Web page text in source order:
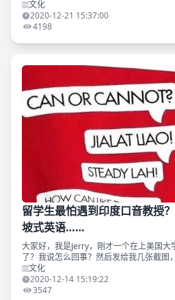
口，我是一句也没听懂。曾经我以为习惯
听到了泰
文化
2020-12-21 15:37:00
4198
留学生最怕遇到印度口音教授
坡式英语……
大家好，我是Jerry，刚才一个在上美国
了？我说怎么回事？然后发给我几张截图
一番攀谈之后，他开始向我吐槽说他们的
们表示不可接受，我
文化
2020-12-14 15:19:22
3547